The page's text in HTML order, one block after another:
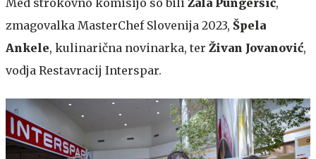
Med strokovno komisijo so bili Zala Pungeršič,
zmagovalka MasterChef Slovenija 2023, Špela
Ankele, kulinarična novinarka, ter Živan Jovanović,
vodja Restavracij Interspar.